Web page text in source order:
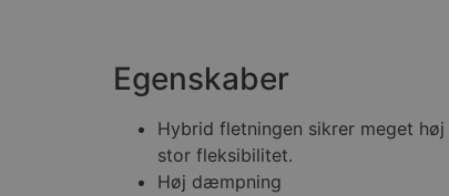
Egenskaber
Hybrid fletningen sikrer meget
stor fleksibilitet.
Høj dæmpning